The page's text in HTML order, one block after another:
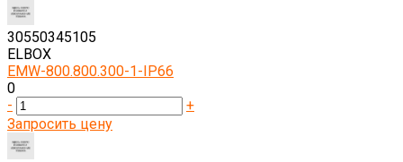
30550345105
ELBOX
EMW-800.800.300-1-IP66
0
-
+
Запросить цену